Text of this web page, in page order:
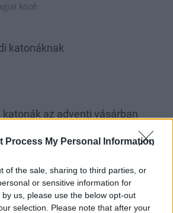
Process My Personal Information
of the sale, sharing to third parties, or
or sensitive information for
us, please use the below opt-out
selection. Please note that after your
közé.
katonáknak
az adventi vásárban